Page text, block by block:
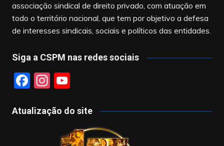
associação sindical de direito privado, com atuação em
todo o território nacional, que tem por objetivo a defesa
de interesses sindicais, sociais e políticos das entidades.
Siga a CSPM nas redes sociais
F
c
In
a
Y
u
T
Atualização do site